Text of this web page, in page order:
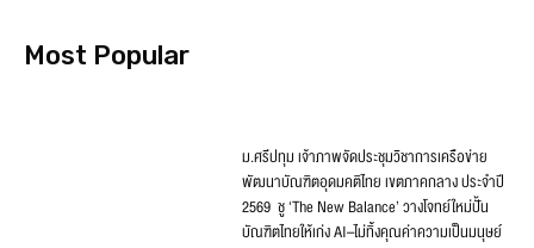
Most Popular
ม.ศรีปทุม เจ้าภาพจัดประชุมวิชาการเครือข่าย
พัฒนาบัณฑิตอุดมคติไทย เขตภาคกลาง ประจำปี
2569 ชู ‘The New Balance’ วางโจทย์ใหม่ปั้น
บัณฑิตไทยให้เก่ง AI–ไม่ทิ้งคุณค่าความเป็นมนุษย์